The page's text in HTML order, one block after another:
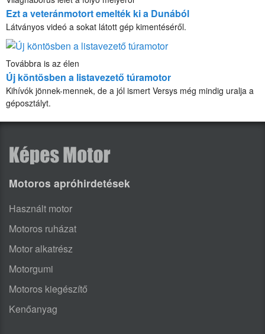
Ezt a veteránmotort emelték ki a Dunából
Látványos videó a sokat látott gép kimentéséről.
Továbbra is az élen
Új köntösben a listavezető túramotor
Kihívók jönnek-mennek, de a jól ismert Versys még mindig uralja a
géposztályt.
Motoros apróhirdetések
Használt motor
Motoros ruházat
Motor alkatrész
Motorgumi
Motoros kiegészítő
Kenőanyag